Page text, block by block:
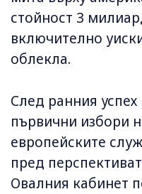
стойност 3
включително
облекла.
След ранния
първични избори
европейските
пред
Овалния кабинет